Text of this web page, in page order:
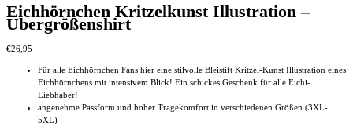
Eichhörnchen Kritzelkunst Illustration –
Übergrößenshirt
€26,95
Für alle Eichhörnchen Fans hier eine stilvolle Bleistift Kritzel-Kunst Illustration eines
Eichhörnchens mit intensivem Blick! Ein schickes Geschenk für alle Eichi-
Liebhaber!
angenehme Passform und hoher Tragekomfort in verschiedenen Größen (3XL-
5XL)